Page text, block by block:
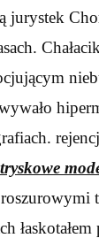
jurystek